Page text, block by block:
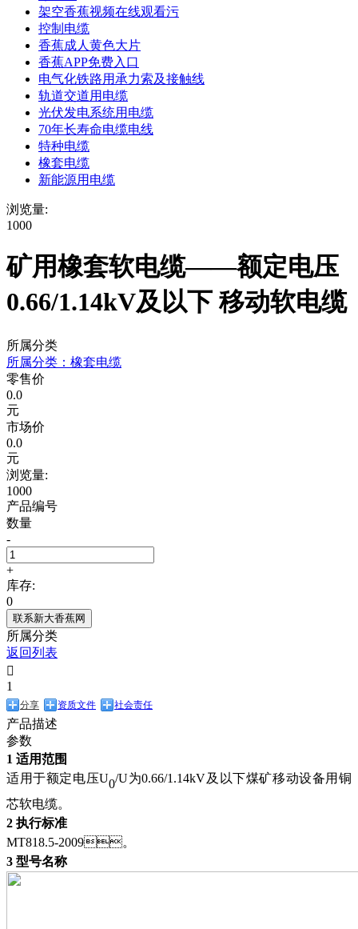
架空香蕉视频在线观看污
控制电缆
香蕉成人黄色大片
香蕉APP免费入口
电气化铁路用承力索及接触线
轨道交道用电缆
光伏发电系统用电缆
70年长寿命电缆电线
特种电缆
橡套电缆
新能源用电缆
浏览量:
1000
矿用橡套软电缆——额定电压
0.66/1.14kV及以下 移动软电缆
所属分类
所属分类： 橡套电缆
零售价
0.0
元
市场价
0.0
元
浏览量:
1000
产品编号
数量
-
+
库存:
0
联系新大香蕉网
所属分类
返回列表

1
分享 资质文件 社会责任
产品描述
参数
1 适用范围
适用于额定电压U0/U为0.66/1.14kV及以下煤矿移动设备用铜
芯软电缆。
2 执行标准
MT818.5-2009。
3 型号名称